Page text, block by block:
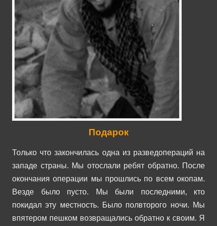
Подарок
Только что закончилась одна из разведопераций на
западе страны. Мы отослали ребят обратно. После
окончания операции мы прошлись по всем окопам.
Везде было пусто. Мы были последними, кто
покидал эту местность. Было полвторого ночи. Мы
впятером пешком возвращались обратно к своим. Я